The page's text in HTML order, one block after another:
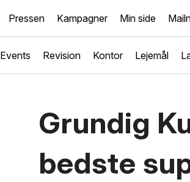
Pressen Kampagner Min side
Events Revision Kontor Lejemål
Grundig
bedste